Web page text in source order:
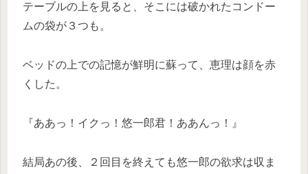
テーブルの上を見ると、そこには破かれたコンドー
ムの袋が３つも。
ベッドの上での記憶が鮮明に蘇って、恵理は顔を赤
くした。
『ああっ！イクっ！悠一郎君！ああんっ！』
結局あの後、２回目を終えても悠一郎の欲求は収ま